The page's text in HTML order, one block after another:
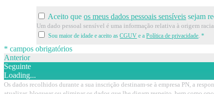
Aceito queos meus dados pessoais sensíveis sejam
Um dado pessoal sensível é uma informação relativa à origem
Sou maior de idade e aceito asCGUV e aPolítica de privacidade.*
* campos obrigatórios
Anterior
Seguinte
Loading...
Os dados recolhidos durante a sua inscrição destinam-se à empresa PN, a